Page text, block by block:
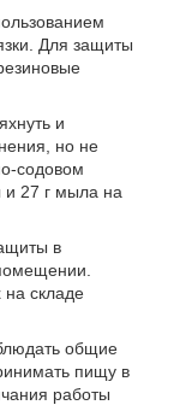
Для защиты
и
но не
содовом
и 27 г мыла на
в
на складе
общие
пищу в
работы